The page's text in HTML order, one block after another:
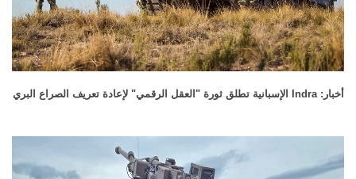
أخبار: Indra الإسبانية تطلق ثورة "العقل الرقمي" لإعادة تعريف الصراع البري